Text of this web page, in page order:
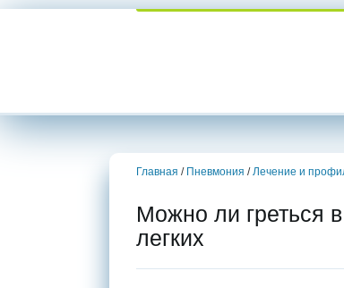
Главная / Пневмония / Лечение и
Можно ли греться
легких